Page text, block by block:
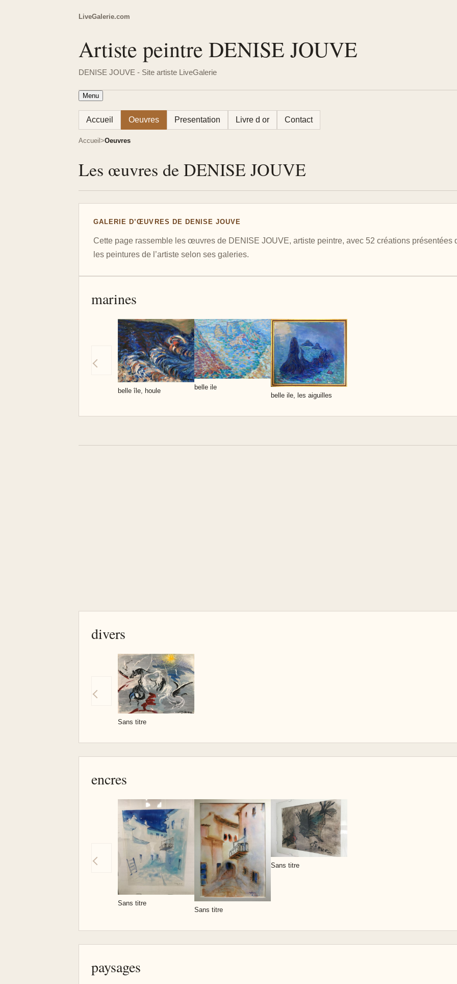
LiveGalerie.com
Artiste peintre DENISE JOUVE
DENISE JOUVE - Site artiste LiveGalerie
Menu
Accueil Oeuvres Presentation Livre d or Contact
Accueil Oeuvres
Les œuvres de DENISE JOUVE
GALERIE D’ŒUVRES DE DENISE JOUVE
Cette page rassemble les œuvres de DENISE JOUVE, artiste peintre, avec 52 créations présentées
les peintures de l’artiste selon ses galeries.
marines
belle île, houle
belle ile
belle ile, les aiguilles
divers
Sans titre
encres
Sans titre
Sans titre
Sans titre
paysages